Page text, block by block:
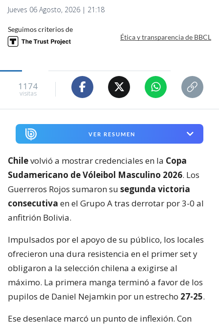
Jueves 06 Agosto, 2026 | 21:18
Seguimos criterios de
Ética y transparencia de BBCL
1174
visitas
VER RESUMEN
Chilevolvió a mostrar credenciales en la Copa
Sudamericano de Vóleibol Masculino 2026. Los
Guerreros Rojos sumaron su segunda victoria
consecutiva en el Grupo A tras derrotar por 3-0 al
anfitrión Bolivia.
Impulsados por el apoyo de su público, los locales
ofrecieron una dura resistencia en el primer set y
obligaron a la selección chilena a exigirse al
máximo. La primera manga terminó a favor de los
pupilos de Daniel Nejamkin por un estrecho 27-25.
Ese desenlace marcó un punto de inflexión. Con